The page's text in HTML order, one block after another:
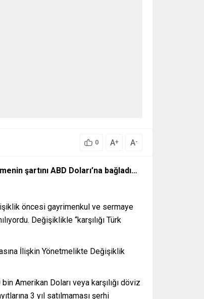
0 A+ A-
şartını ABD Doları’na bağladı…
öncesi gayrimenkul ve sermaye
Değişiklikle “karşılığı Türk
İlişkin Yönetmelikte Değişiklik
Amerikan Doları veya karşılığı döviz
3 yıl satılmaması şerhi